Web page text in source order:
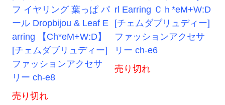
フ イヤリング 葉っぱ パ
ール Dropbijou & Leaf E
arring 【Ch*eM+W:D】
[チェムダブリュディー]
ファッションアクセサ
リー ch-e8
売り切れ
rl Earring Ｃｈ*eM+W:D
[チェムダブリュディー]
ファッションアクセサ
リー ch-e6
売り切れ